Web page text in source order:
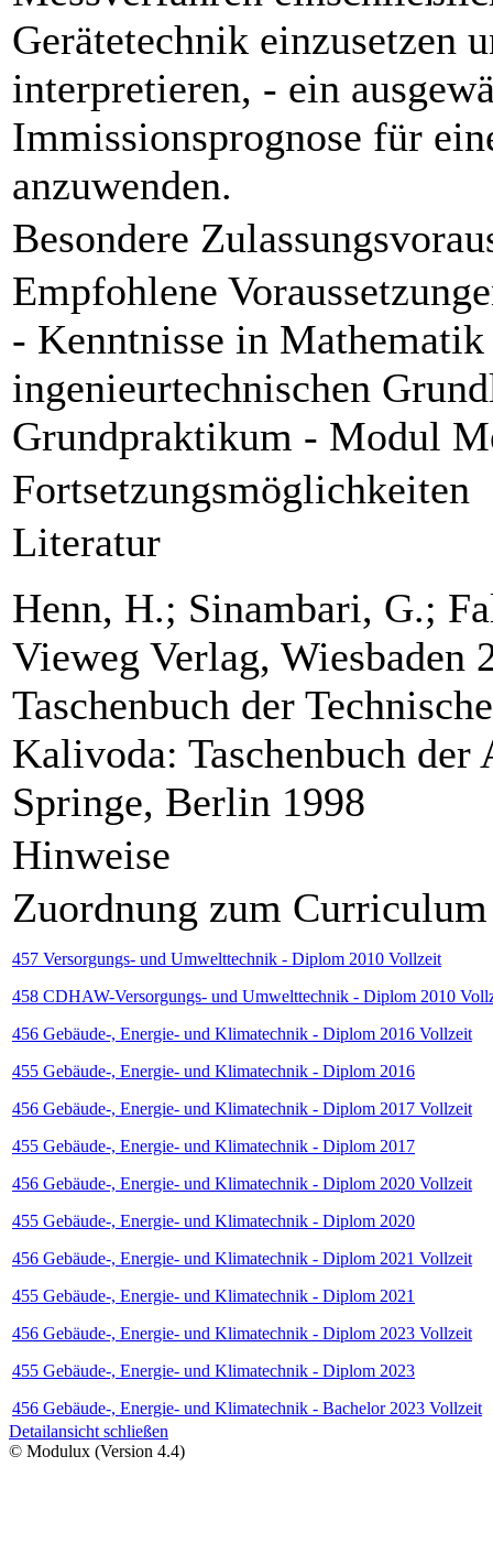
Gerätetechnik einzusetzen
interpretieren, - ein
Immissionsprognose für
anzuwenden.
Besondere
Empfohlene
- Kenntnisse in
ingenieurtechnischen
Grundpraktikum - Modul
Fortsetzungsmöglichkeiten
Literatur
Henn, H.; Sinambari, G.;
Vieweg Verlag,
Taschenbuch der
Kalivoda: Taschenbuch der
Springe, Berlin 1998
Hinweise
Zuordnung zum Curriculum
457 Versorgungs- und Umwelttechnik - Diplom 2010 Vollzeit
458 CDHAW-Versorgungs- und Umwelttechnik - Diplom 2010
456 Gebäude-, Energie- und Klimatechnik - Diplom 2016 Vollzeit
455 Gebäude-, Energie- und Klimatechnik - Diplom 2016
456 Gebäude-, Energie- und Klimatechnik - Diplom 2017 Vollzeit
455 Gebäude-, Energie- und Klimatechnik - Diplom 2017
456 Gebäude-, Energie- und Klimatechnik - Diplom 2020 Vollzeit
455 Gebäude-, Energie- und Klimatechnik - Diplom 2020
456 Gebäude-, Energie- und Klimatechnik - Diplom 2021 Vollzeit
455 Gebäude-, Energie- und Klimatechnik - Diplom 2021
456 Gebäude-, Energie- und Klimatechnik - Diplom 2023 Vollzeit
455 Gebäude-, Energie- und Klimatechnik - Diplom 2023
456 Gebäude-, Energie- und Klimatechnik - Bachelor 2023 Vollzeit
Detailansicht schließen
© Modulux (Version 4.4)